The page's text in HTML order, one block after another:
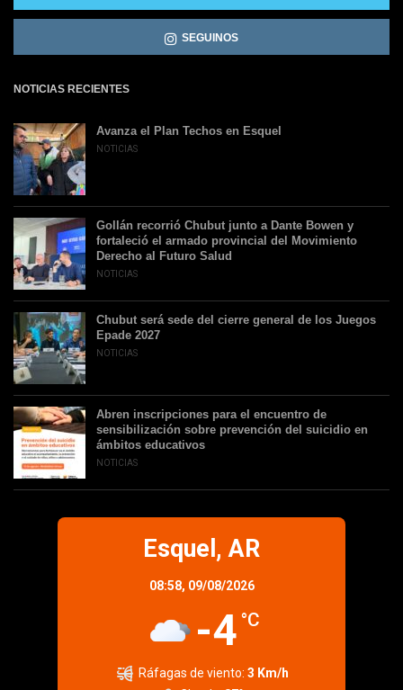
SEGUINOS
NOTICIAS RECIENTES
Avanza el Plan Techos en Esquel
NOTICIAS
Gollán recorrió Chubut junto a Dante Bowen y
fortaleció el armado provincial del Movimiento
Derecho al Futuro Salud
NOTICIAS
Chubut será sede del cierre general de los Juegos
Epade 2027
NOTICIAS
Abren inscripciones para el encuentro de
sensibilización sobre prevención del suicidio en
ámbitos educativos
NOTICIAS
Esquel, AR
08:58, 09/08/2026
-4 °C
Ráfagas de viento: 3 Km/h